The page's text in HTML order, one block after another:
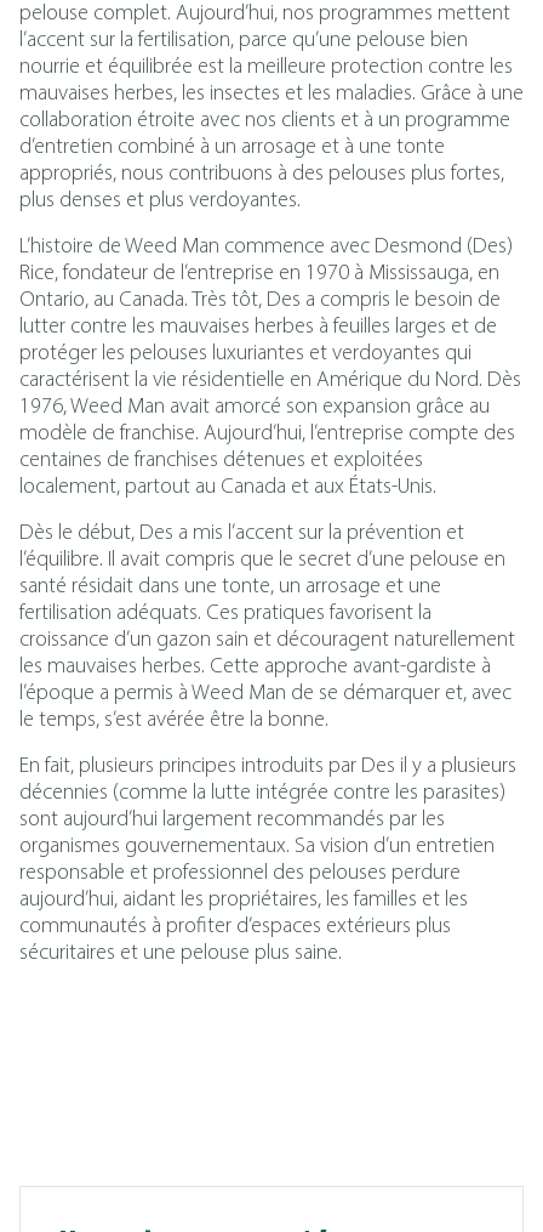
pelouse complet. Aujourd’hui, nos programmes mettent
l’accent sur la fertilisation, parce qu’une pelouse bien
nourrie et équilibrée est la meilleure protection contre les
mauvaises herbes, les insectes et les maladies. Grâce à une
collaboration étroite avec nos clients et à un programme
d’entretien combiné à un arrosage et à une tonte
appropriés, nous contribuons à des pelouses plus fortes,
plus denses et plus verdoyantes.
L’histoire de Weed Man commence avec Desmond (Des)
Rice, fondateur de l’entreprise en 1970 à Mississauga, en
Ontario, au Canada. Très tôt, Des a compris le besoin de
lutter contre les mauvaises herbes à feuilles larges et de
protéger les pelouses luxuriantes et verdoyantes qui
caractérisent la vie résidentielle en Amérique du Nord. Dès
1976, Weed Man avait amorcé son expansion grâce au
modèle de franchise. Aujourd’hui, l’entreprise compte des
centaines de franchises détenues et exploitées
localement, partout au Canada et aux États-Unis.
Dès le début, Des a mis l’accent sur la prévention et
l’équilibre. Il avait compris que le secret d’une pelouse en
santé résidait dans une tonte, un arrosage et une
fertilisation adéquats. Ces pratiques favorisent la
croissance d’un gazon sain et découragent naturellement
les mauvaises herbes. Cette approche avant-gardiste à
l’époque a permis à Weed Man de se démarquer et, avec
le temps, s’est avérée être la bonne.
En fait, plusieurs principes introduits par Des il y a plusieurs
décennies (comme la lutte intégrée contre les parasites)
sont aujourd’hui largement recommandés par les
organismes gouvernementaux. Sa vision d’un entretien
responsable et professionnel des pelouses perdure
aujourd’hui, aidant les propriétaires, les familles et les
communautés à profiter d’espaces extérieurs plus
sécuritaires et une pelouse plus saine.